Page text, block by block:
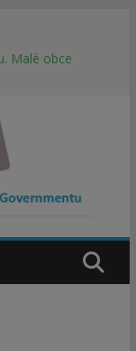
Malé obce
širokou
služeb
řízení
ICT